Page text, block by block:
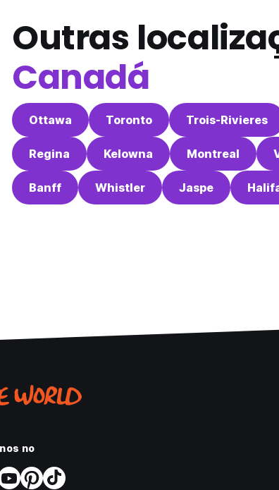
Outras
Canadá
Ottawa Toronto Trois-Rivieres
Regina Kelowna Montreal
Banff Whistler Jaspe
no